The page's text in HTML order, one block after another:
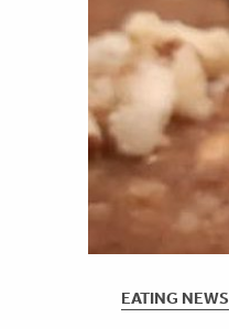
EATING NEWS